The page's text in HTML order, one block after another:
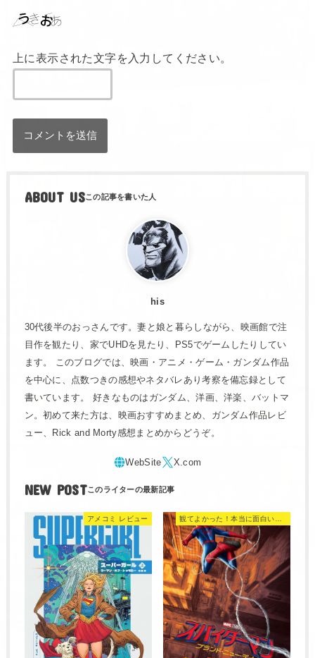
上に表示された文字を入力してください。
ABOUT US
his
30代後半のおっさんです。妻と娘と暮らしながら、映画館で注
目作を観たり、家でUHDを見たり、PS5でゲームしたりしてい
ます。 このブログでは、映画・アニメ・ゲーム・ガンダム作品
を中心に、点数つきの感想やネタバレあり考察を備忘録として
書いています。 好きなものはガンダム、洋画、洋楽、バットマ
ン。初めて来た方は、映画おすすめまとめ、ガンダム作品レビ
ュー、Rick and Morty感想まとめからどうぞ。
NEW POST
アメコミ レビュー